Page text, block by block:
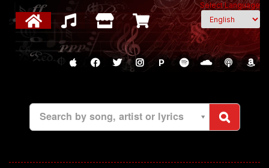
Select Language
P
Search by song, artist or lyrics